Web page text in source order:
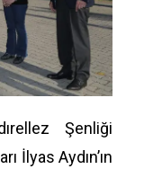
Şenliği
İlyas Aydın’ın